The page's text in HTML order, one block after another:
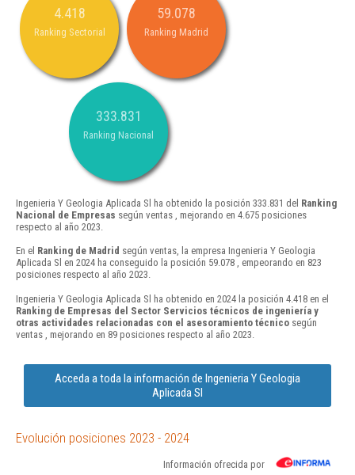
4.418
Ranking Sectorial
59.078
Ranking Madrid
333.831
Ranking Nacional
Ingenieria Y Geologia Aplicada Sl ha obtenido la posición 333.831 del Ranking
Nacional de Empresas según ventas , mejorando en 4.675 posiciones
respecto al año 2023.
En el Ranking de Madrid según ventas, la empresa Ingenieria Y Geologia
Aplicada Sl en 2024 ha conseguido la posición 59.078 , empeorando en 823
posiciones respecto al año 2023.
Ingenieria Y Geologia Aplicada Sl ha obtenido en 2024 la posición 4.418 en el
Ranking de Empresas del Sector Servicios técnicos de ingeniería y
otras actividades relacionadas con el asesoramiento técnico según
ventas , mejorando en 89 posiciones respecto al año 2023.
Acceda a toda la información de Ingenieria Y Geologia
Aplicada Sl
Evolución posiciones 2023 - 2024
Información ofrecida por